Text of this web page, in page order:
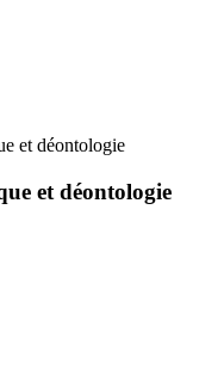
et déontologie
et déontologie